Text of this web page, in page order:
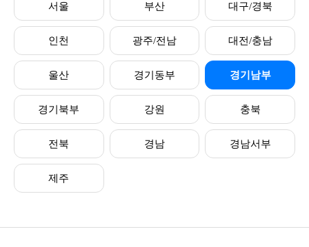
서울 부산 대구/경북
인천 광주/전남 대전/충남
울산 경기동부 경기남부
경기북부 강원 충북
전북 경남 경남서부
제주